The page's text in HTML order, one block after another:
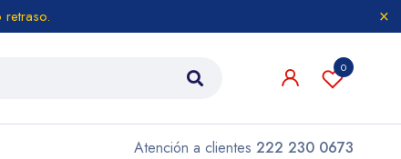
0
Atención a clientes 222 230 0673